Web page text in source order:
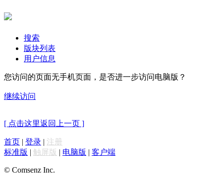
搜索
版块列表
用户信息
您访问的页面无手机页面，是否进一步访问电脑版？
继续访问
[ 点击这里返回上一页 ]
首页 | 登录 | 注册
标准版 | 触屏版 | 电脑版 | 客户端
© Comsenz Inc.